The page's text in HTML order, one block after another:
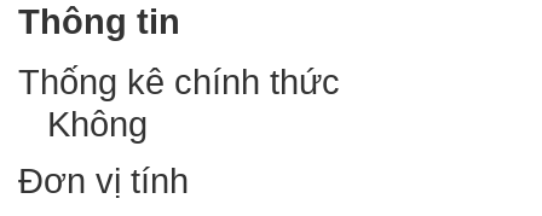
Thông tin
Thống kê chính thức
Không
Đơn vị tính